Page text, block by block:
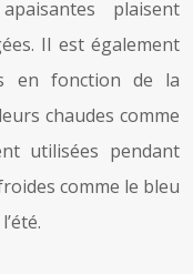
plaisent
Il est également
en fonction de la
chaudes comme
utilisées pendant
comme le bleu